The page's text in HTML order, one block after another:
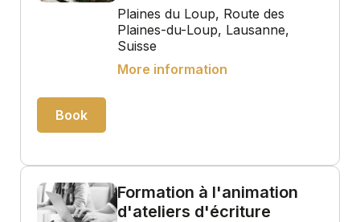
Plaines du Loup, Route des
Plaines-du-Loup, Lausanne,
Suisse
More information
Book
Formation à l'animation
d'ateliers d'écriture